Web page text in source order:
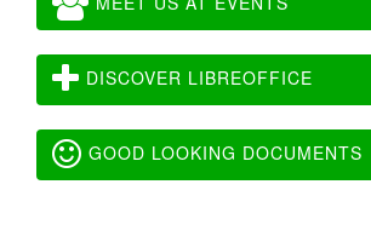
DISCOVER LIBREOFFICE
GOOD LOOKING DOCUMENTS